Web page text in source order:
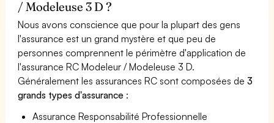
/ Modeleuse 3 D ?
Nous avons conscience que pour la plupart des gens
l'assurance est un grand mystère et que peu de
personnes comprennent le périmètre d'application de
l'assurance RC Modeleur / Modeleuse 3 D.
Généralement les assurances RC sont composées de3
grands types d'assurance :
Assurance Responsabilité Professionnelle